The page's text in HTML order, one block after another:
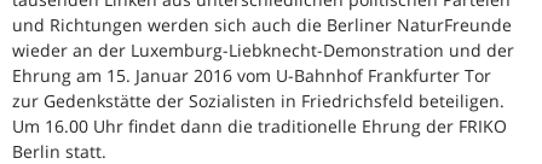
und Richtungen werden sich auch die Berliner NaturFreunde
wieder an der Luxemburg-Liebknecht-Demonstration und der
Ehrung am 15. Januar 2016 vom U-Bahnhof Frankfurter Tor
zur Gedenkstätte der Sozialisten in Friedrichsfeld beteiligen.
Um 16.00 Uhr findet dann die traditionelle Ehrung der FRIKO
Berlin statt.